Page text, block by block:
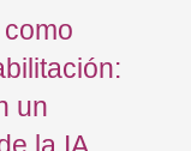
un
la IA